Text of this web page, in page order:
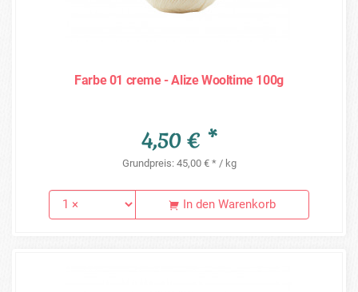
Farbe 01 creme - Alize Wooltime 100g
4,50 € *
Grundpreis: 45,00 € * / kg
In den Warenkorb